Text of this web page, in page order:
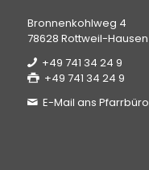
Bronnenkohlweg 4
78628 Rottweil-Hausen
+49 741 34 24 9
+49 741 34 24 9
E-Mail ans Pfarrbüro